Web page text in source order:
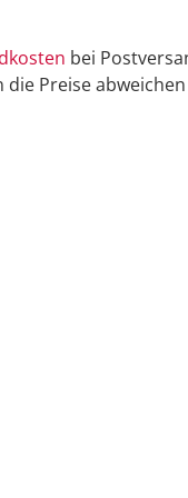
bei
die Preise abweichen